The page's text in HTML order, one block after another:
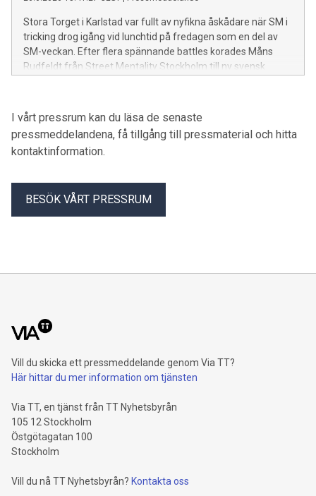
Stora Torget i Karlstad var fullt av nyfikna åskådare när SM i
tricking drog igång vid lunchtid på fredagen som en del av
SM-veckan. Efter flera spännande battles korades Måns
Rudfeldt från Street Mentality Stockholm till ny svensk
I vårt pressrum kan du läsa de senaste
pressmeddelandena, få tillgång till pressmaterial och hitta
kontaktinformation.
BESÖK VÅRT PRESSRUM
Vill du skicka ett pressmeddelande genom Via TT?
Här hittar du mer information om tjänsten
Via TT, en tjänst från TT Nyhetsbyrån
105 12 Stockholm
Östgötagatan 100
Stockholm
Vill du nå TT Nyhetsbyrån? Kontakta oss